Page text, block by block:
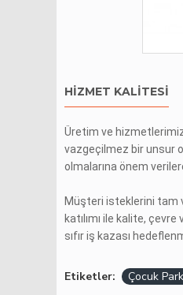
HIZMET KALITESI
Üretim ve
vazgeçilmez bir unsur
olmalarına önem
Müşteri isteklerini tam
katılımı ile kalite,
sıfır iş kazası
Etiketler: Çocuk